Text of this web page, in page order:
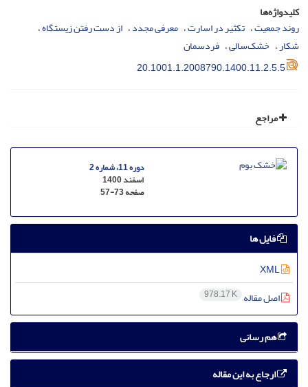
کلیدواژه‌ها
روند جمعیت تکثیر در اسارت معرفی مجدد از دست رفتن زیستگاه
شکار خشک‌سالی فردسمان
20.1001.1.2008790.1400.11.2.5.5
مراجع
دوره 11، شماره 2
اسفند 1400
صفحه57-73
فایل ها
اصل مقاله 978.17 K
هم رسانی
ارجاع به این مقاله